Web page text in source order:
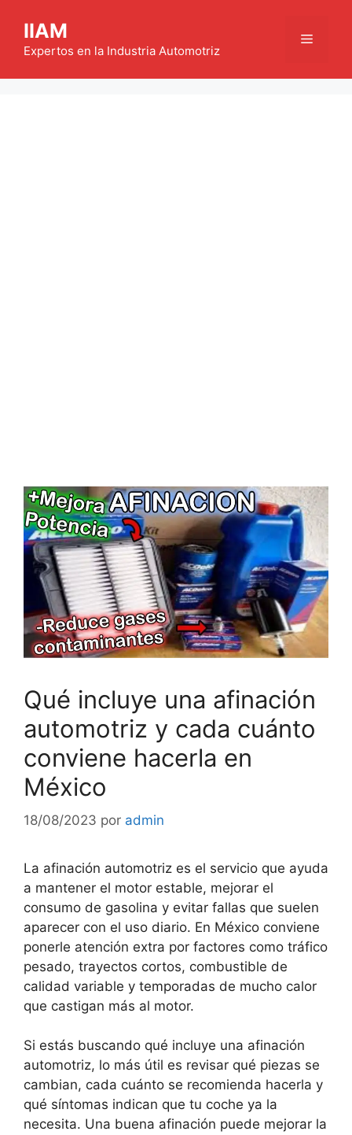
contenido
IIAM
Expertos en la Industria Automotriz
Menú
Qué incluye una afinación
automotriz y cada cuánto
conviene hacerla en
México
18/08/2023 por admin
La afinación automotriz es el servicio que ayuda
a mantener el motor estable, mejorar el
consumo de gasolina y evitar fallas que suelen
aparecer con el uso diario. En México conviene
ponerle atención extra por factores como tráfico
pesado, trayectos cortos, combustible de
calidad variable y temporadas de mucho calor
que castigan más al motor.
Si estás buscando qué incluye una afinación
automotriz, lo más útil es revisar qué piezas se
cambian, cada cuánto se recomienda hacerla y
qué síntomas indican que tu coche ya la
necesita. Una buena afinación puede mejorar la